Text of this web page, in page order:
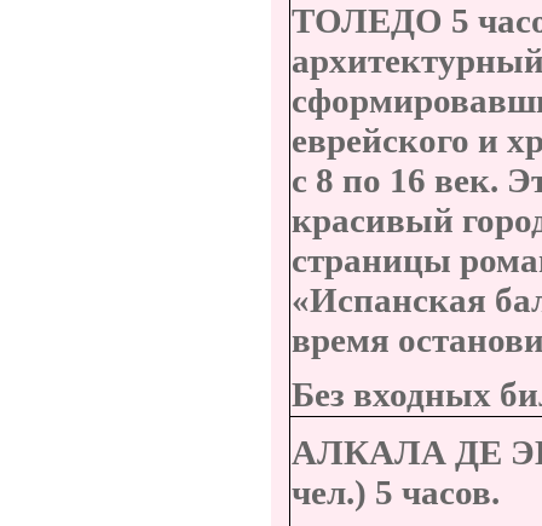
ТОЛЕДО 5
еврейского и
с 8 по 16 век.
красивый
страницы
«Испанская
время
Без входных
АЛКАЛА ДЕ
чел.) 5 часов.